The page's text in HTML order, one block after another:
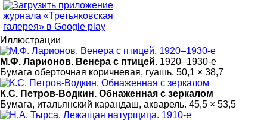
Иллюстрации
М.Ф. Ларионов. Венера с птицей. 1920–1930-е
Бумага оберточная коричневая, гуашь. 50,1 × 38,7
К.С. Петров-Водкин. Обнаженная с зеркалом
Бумага, итальянский карандаш, акварель. 45,5 × 53,5